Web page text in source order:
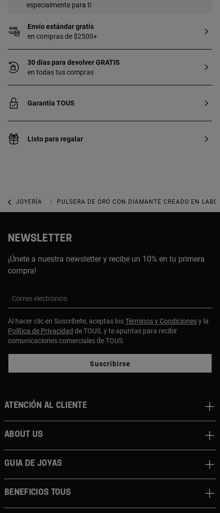
especialmente para ti
Envío estándar gratis
en compras de $2500+
30 días para devolver GRATIS
en todas tus compras
Garantía TOUS
Listo para regalar
JOYERÍA JOYAS CON DIAMANTES
PULSERA DE ORO CON DIAMANTE CREADO EN
NEWSLETTER
¡Únete a nuestra newsletter y recibe un 10% en tu primera
compra!
Correo electrónico
Al hacer clic en Suscríbete, aceptas losTérminos y Condicionesy la
Política de Privacidad de TOUS, y te apuntas para recibir
comunicaciones comerciales de TOUS.
Suscribirse
Atención al cliente
About us
Guia de joyas
Beneficios TOUS